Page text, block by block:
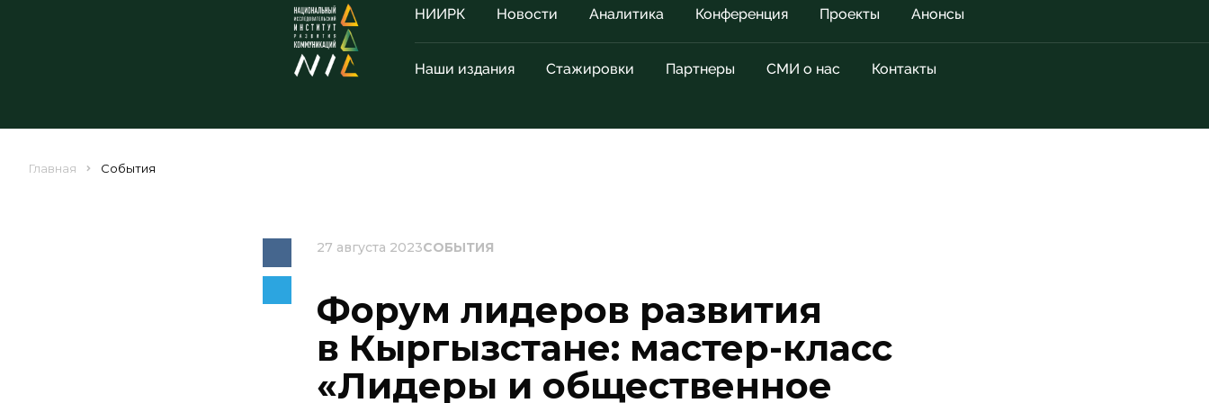
НИИРК Новости Аналитика Конференция Проекты Анонсы
Наши издания Стажировки Партнеры СМИ о нас Контакты
Главная События
27 августа 2023СОБЫТИЯ
Форум лидеров развития
в Кыргызстане: мастер-класс
«Лидеры и общественное